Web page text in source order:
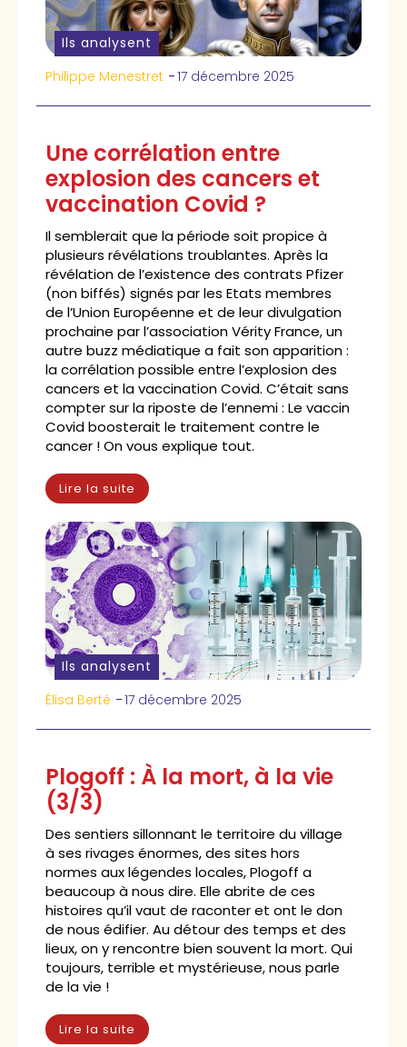
Ils analysent
Philippe Menestret -17 décembre 2025
Une corrélation entre
explosion des cancers et
vaccination Covid ?
Il semblerait que la période soit propice à
plusieurs révélations troublantes. Après la
révélation de l’existence des contrats Pfizer
(non biffés) signés par les Etats membres
de l’Union Européenne et de leur divulgation
prochaine par l’association Vérity France, un
autre buzz médiatique a fait son apparition :
la corrélation possible entre l’explosion des
cancers et la vaccination Covid. C’était sans
compter sur la riposte de l’ennemi : Le vaccin
Covid boosterait le traitement contre le
cancer ! On vous explique tout.
Lire la suite
Ils analysent
Élisa Berté -17 décembre 2025
Plogoff : À la mort, à la vie
(3/3)
Des sentiers sillonnant le territoire du village
à ses rivages énormes, des sites hors
normes aux légendes locales, Plogoff a
beaucoup à nous dire. Elle abrite de ces
histoires qu’il vaut de raconter et ont le don
de nous édifier. Au détour des temps et des
lieux, on y rencontre bien souvent la mort. Qui
toujours, terrible et mystérieuse, nous parle
de la vie !
Lire la suite